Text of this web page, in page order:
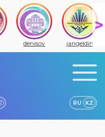
denisov jangeldin
RU KZ